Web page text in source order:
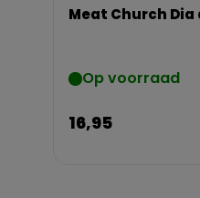
Meat Church
Op voorraad
16,95